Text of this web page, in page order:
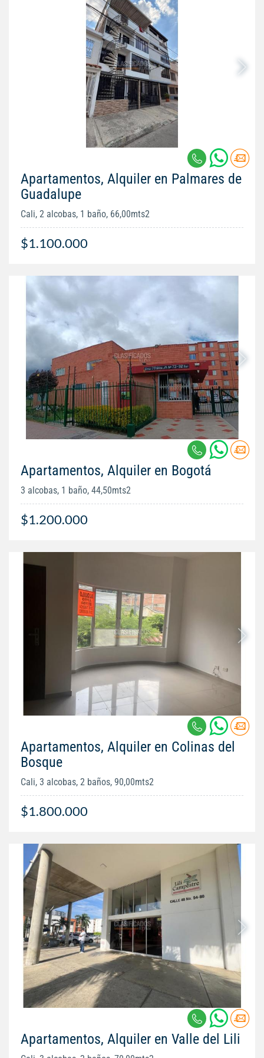
Apartamentos, Alquiler en Palmares de
Guadalupe
Cali, 2 alcobas, 1 baño, 66,00mts2
$1.100.000
Apartamentos, Alquiler en Bogotá
3 alcobas, 1 baño, 44,50mts2
$1.200.000
Apartamentos, Alquiler en Colinas del
Bosque
Cali, 3 alcobas, 2 baños, 90,00mts2
$1.800.000
Apartamentos, Alquiler en Valle del Lili